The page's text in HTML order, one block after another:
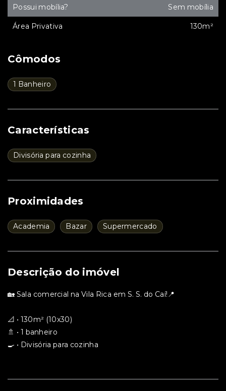
Cômodos
1 Banheiro
Características
Divisória para cozinha
Proximidades
Academia Bazar Supermercado
Descrição do imóvel
🏡 Sala comercial na Vila Rica em S. S. do Caí!📍
📐 • 130m² (10x30)
🚿 • 1 banheiro
🍳 • Divisória para cozinha
Possui mobília? Sem mobília
Área Privativa 130m²